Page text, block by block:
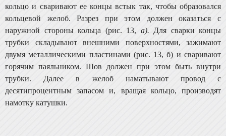
кольцо и сваривают ее концы встык так, чтобы образовался
кольцевой желоб. Разрез при этом должен оказаться с
наружной стороны кольца (рис. 13, а). Для сварки концы
трубки складывают вне­шними поверхностями, зажимают
двумя металлическими пластинами (рис. 13, б) и сваривают
горячим паяльни­ком. Шов должен при этом быть внутри
трубки. Далее в желоб наматывают провод с
десятипроцентным запасом и, вращая кольцо, производят
намотку катушки.